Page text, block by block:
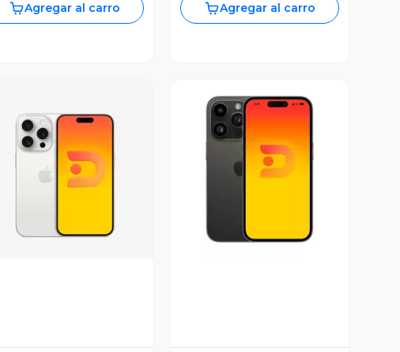
Agregar al carro Agregar al carro
Vista Previa Vista Previa